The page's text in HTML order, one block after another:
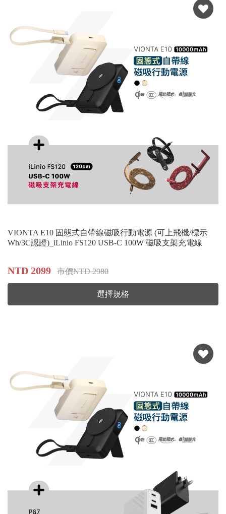
VIONTA E10 固態式自帶線磁吸行動電源 (可上飛機/標示
Wh/3C認證)_iLinio FS120 USB-C 100W 磁吸支架充電線
NTD 2099 市價NTD 2980
選擇規格